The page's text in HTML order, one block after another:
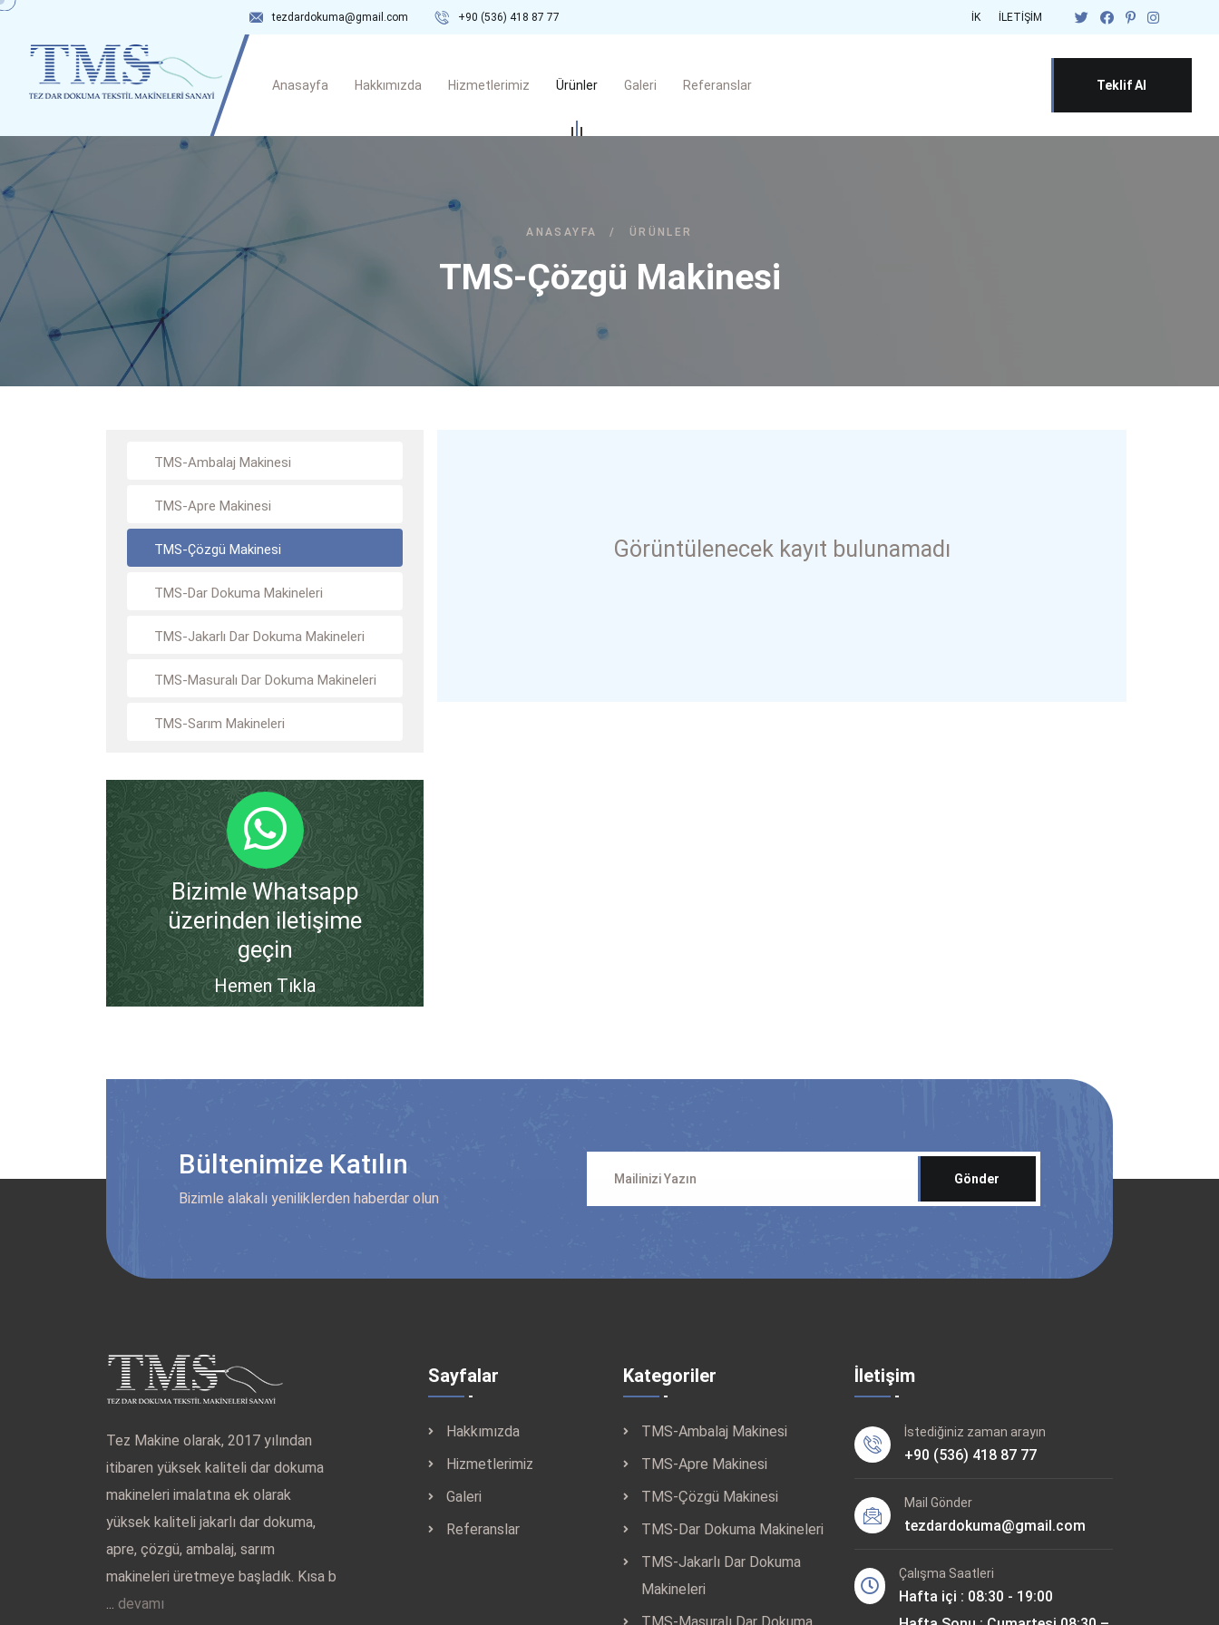
tezdardokuma@gmail.com +90 (536) 418 87 77 İK İLETIŞIM
Anasayfa Hakkımızda Hizmetlerimiz Ürünler Galeri Referanslar Teklif Al
ANASAYFA / ÜRÜNLER
TMS-Çözgü Makinesi
TMS-Ambalaj Makinesi
TMS-Apre Makinesi
TMS-Çözgü Makinesi
TMS-Dar Dokuma Makineleri
TMS-Jakarlı Dar Dokuma Makineleri
TMS-Masuralı Dar Dokuma Makineleri
TMS-Sarım Makineleri
Bizimle Whatsapp
üzerinden iletişime
geçin
Hemen Tıkla
Görüntülenecek kayıt bulunamadı
Bültenimize Katılın
Bizimle alakalı yeniliklerden haberdar olun
Gönder
Tez Makine olarak, 2017 yılından
itibaren yüksek kaliteli dar dokuma
makineleri imalatına ek olarak
yüksek kaliteli jakarlı dar dokuma,
apre, çözgü, ambalaj, sarım
makineleri üretmeye başladık. Kısa b
... devamı
Sayfalar
Hakkımızda
Hizmetlerimiz
Galeri
Referanslar
Kategoriler
TMS-Ambalaj Makinesi
TMS-Apre Makinesi
TMS-Çözgü Makinesi
TMS-Dar Dokuma Makineleri
TMS-Jakarlı Dar Dokuma
Makineleri
İletişim
İstediğiniz zaman arayın
+90 (536) 418 87 77
Mail Gönder
tezdardokuma@gmail.com
Çalışma Saatleri
Hafta içi : 08:30 - 19:00